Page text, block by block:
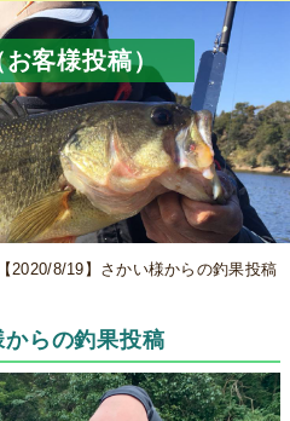
客様投稿）
【2020/8/19】さかい様からの釣果投稿
からの釣果投稿